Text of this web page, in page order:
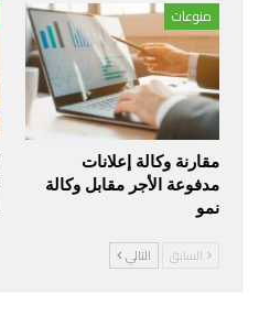
منوعات
مقارنة وكالة إعلانات
مدفوعة الأجر مقابل وكالة
نمو
السابق التالي